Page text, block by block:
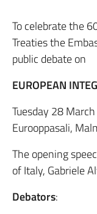
To celebrate the
Treaties the
public debate on
EUROPEAN
Tuesday 28
Eurooppasali,
The opening
of Italy, Gabriele
Debators: